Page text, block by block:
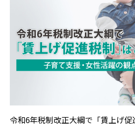
令和6年税制改正大綱で「賃上げ